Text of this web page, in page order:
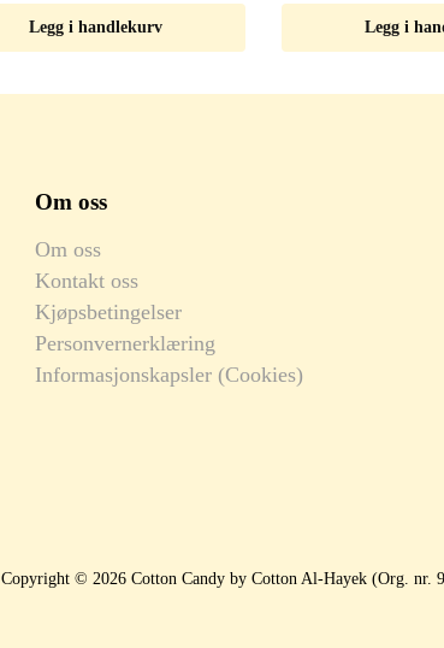
Legg i handlekurv Legg i
Om oss
Om oss
Kontakt oss
Kjøpsbetingelser
Personvernerklæring
Informasjonskapsler (Cookies)
Copyright © 2026 Cotton Candy by Cotton Al-Hayek (Org. nr.